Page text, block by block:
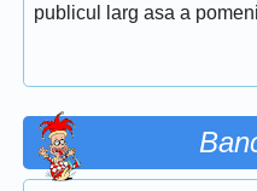
publicul larg asa a